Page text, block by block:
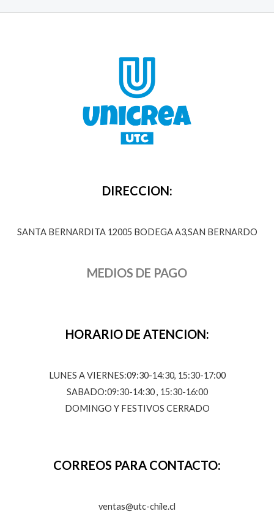
DIRECCION:
SANTA BERNARDITA 12005 BODEGA A3,SAN BERNARDO
MEDIOS DE PAGO
HORARIO DE ATENCION:
LUNES A VIERNES:09:30-14:30, 15:30-17:00
SABADO:09:30-14:30 , 15:30-16:00
DOMINGO Y FESTIVOS CERRADO
CORREOS PARA CONTACTO:
ventas@utc-chile.cl